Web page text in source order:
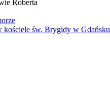
Roberta
św. Brygidy w Gdańsku